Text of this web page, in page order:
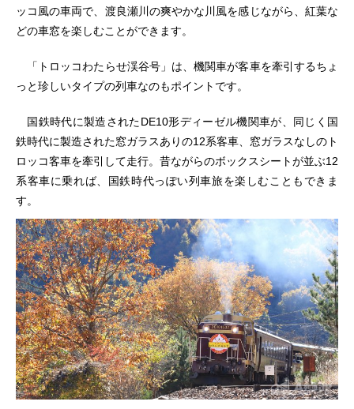
ッコ風の車両で、渡良瀬川の爽やかな川風を感じながら、紅葉な
どの車窓を楽しむことができます。
「トロッコわたらせ渓谷号」は、機関車が客車を牽引するちょ
っと珍しいタイプの列車なのもポイントです。
国鉄時代に製造されたDE10形ディーゼル機関車が、同じく国
鉄時代に製造された窓ガラスありの12系客車、窓ガラスなしのト
ロッコ客車を牽引して走行。昔ながらのボックスシートが並ぶ12
系客車に乗れば、国鉄時代っぽい列車旅を楽しむこともできま
す。